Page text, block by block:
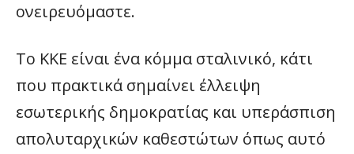
ονειρευόμαστε.
Το ΚΚΕ είναι ένα κόμμα σταλινικό, κάτι
που πρακτικά σημαίνει έλλειψη
εσωτερικής δημοκρατίας και υπεράσπιση
απολυταρχικών καθεστώτων όπως αυτό